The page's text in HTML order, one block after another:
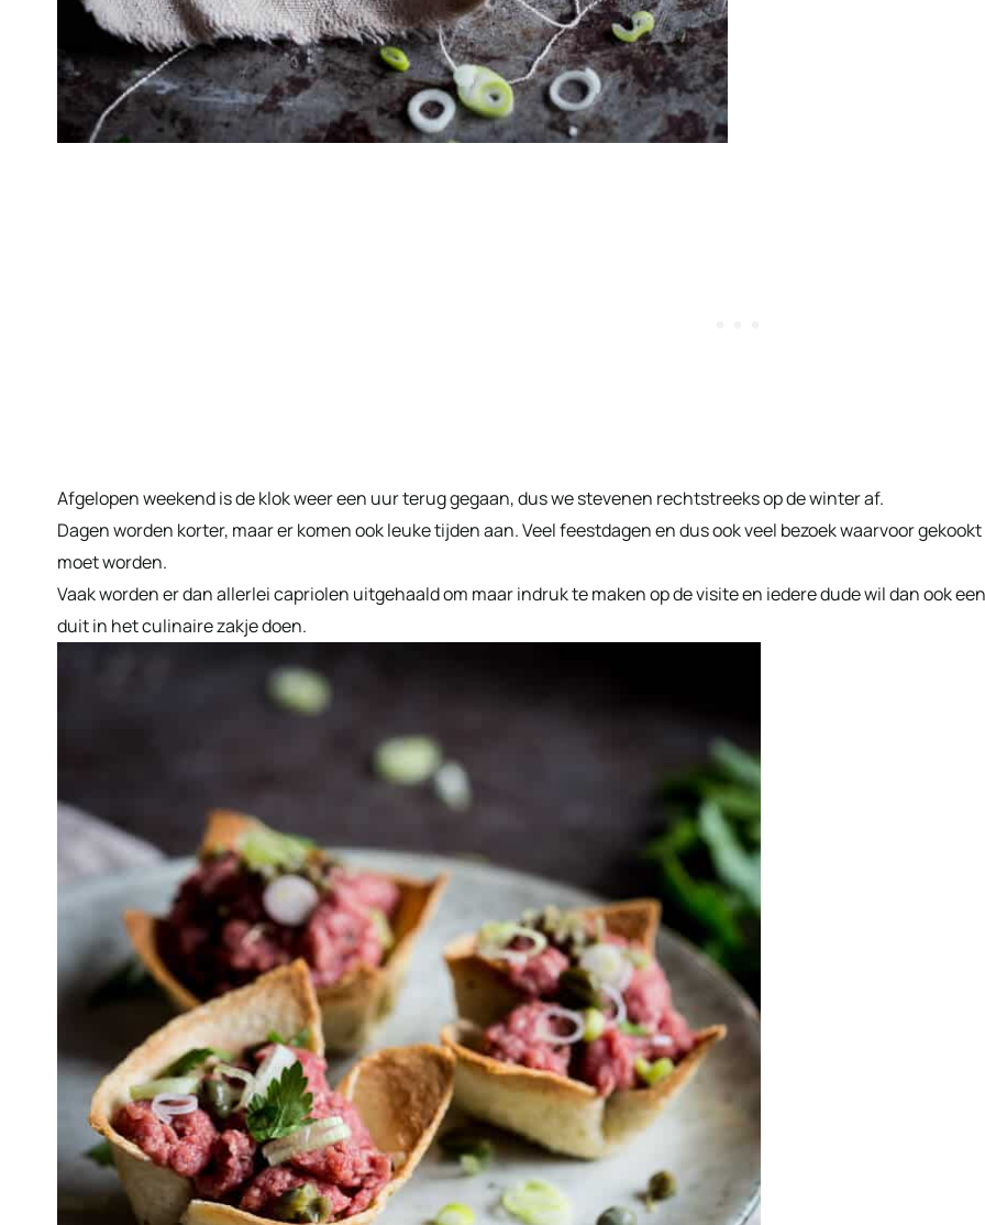
Afgelopen weekend is de klok weer een uur terug gegaan, dus we stevenen rechtstreeks op de winter af.
Dagen worden korter, maar er komen ook leuke tijden aan. Veel feestdagen en dus ook veel bezoek waarvoor gekookt
moet worden.
Vaak worden er dan allerlei capriolen uitgehaald om maar indruk te maken op de visite en iedere dude wil dan ook een
duit in het culinaire zakje doen.